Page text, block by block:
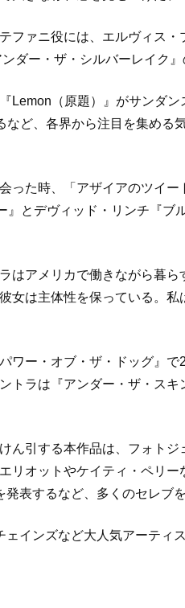
ファニ役には、エルヴィス
ダー・ザ・シルバーレイク』
Lemon（原題）』がサンダ
ど、各界から注目を集める
った時、「アザイアのツイ
』とデヴィッド・リンチ『ブ
はアメリカで働きながら暮
女は主体性を保っている。
ワー・オブ・ザ・ドッグ』
トラは『アンダー・ザ・ス
ん引する本作品は、フォト
リオットやケイティ・ペリ
表するなど、多くのセレブを
インズなど大人気アーティ